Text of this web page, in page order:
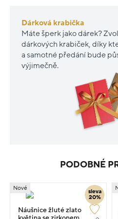
Dárková krabička
Máte šperk jako dárek?
dárkových krabiček, díky
a samotné předání bude
výjimečně.
PODOBNÉ
sleva
20%
Nové
Náušnice žluté zlato